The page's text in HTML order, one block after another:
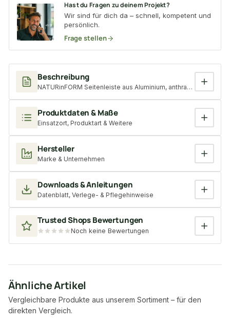
Beschreibung
NATURinFORM Seitenleiste aus Aluminium, anthrazit, 3,5 x 3,5 x
Produktdaten & Maße
Einsatzort, Produktart & Weitere
Hersteller
Marke & Unternehmen
Downloads & Anleitungen
Datenblatt, Verlege- & Pflegehinweise
Trusted Shops Bewertungen
Noch keine Bewertungen
Hast du Fragen zu deinem Projekt?
Wir sind für dich da – schnell, kompetent und
persönlich.
Frage stellen
Ähnliche Artikel
Vergleichbare Produkte aus unserem Sortiment – für den
direkten Vergleich.